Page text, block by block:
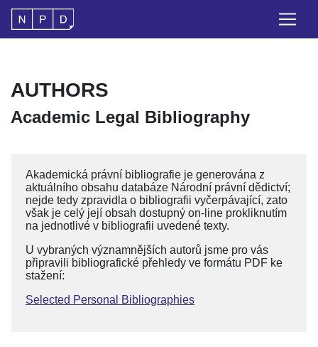
AUTHORS
Academic Legal Bibliography
Akademická právní bibliografie je generována z
aktuálního obsahu databáze Národní právní dědictví;
nejde tedy zpravidla o bibliografii vyčerpávající, zato
však je celý její obsah dostupný on-line prokliknutím
na jednotlivé v bibliografii uvedené texty.
U vybraných významnějších autorů jsme pro vás
připravili bibliografické přehledy ve formátu PDF ke
stažení:
Selected Personal Bibliographies